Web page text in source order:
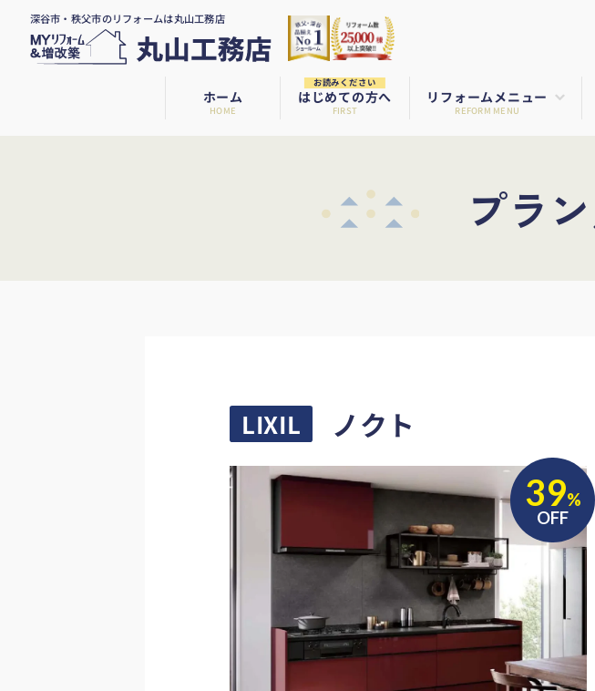
深谷市・秩父市のリフォームは丸山工務店
ホーム
HOME
お読みください
はじめての方へ
FIRST
リフォームメニュー
REFORM MENU
プラ
LIXIL ノクト
39%
OFF